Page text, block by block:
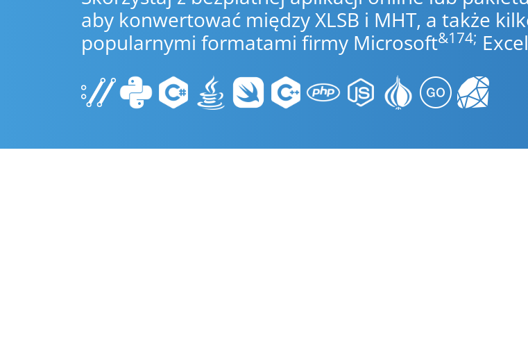
aby konwertować między XLSB i MHT, a także
popularnymi formatami firmy Microsoft&174;